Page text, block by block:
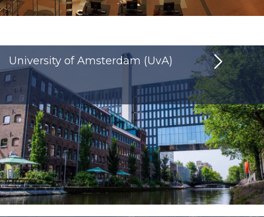
University of Amsterdam (UvA)